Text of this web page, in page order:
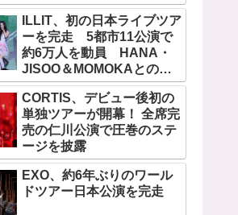
宿で開催 限定グッズも登
場ILLIT、初の日本ライブツア
ーを完走 5都市11公演で
約6万人を動員 HANA・
JISOO＆MOMOKAとのス
ペシャルコラボも実現
CORTIS、デビュー後初の
単独ツアーが開幕！ 全席完
売の仁川公演で圧巻のステ
ージを披露
EXO、約6年ぶりのワール
ドツアー日本公演を完走